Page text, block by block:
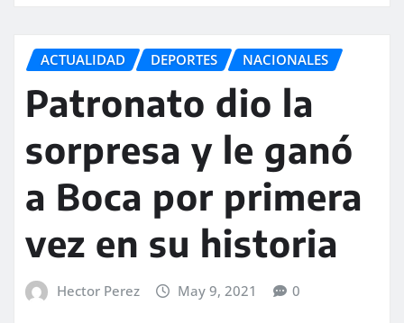
ACTUALIDAD DEPORTES NACIONALES
Patronato dio la
sorpresa y le ganó
a Boca por primera
vez en su historia
Hector Perez May 9, 2021 0